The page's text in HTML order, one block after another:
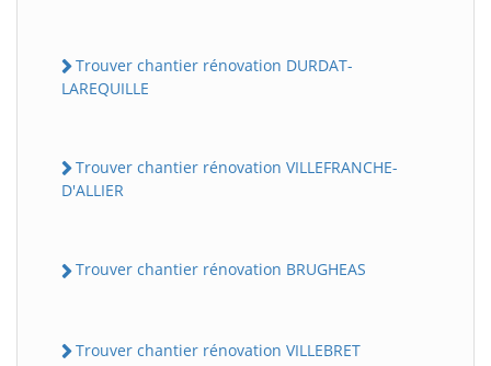
Trouver chantier rénovation DURDAT-
LAREQUILLE
Trouver chantier rénovation VILLEFRANCHE-
D'ALLIER
Trouver chantier rénovation BRUGHEAS
Trouver chantier rénovation VILLEBRET